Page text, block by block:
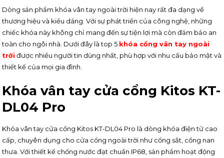
Dòng sản phẩm khóa vân tay ngoài trời hiện nay rất đa dạng về
thương hiệu và kiểu dáng. Với sự phát triển của công nghệ, những
chiếc khóa này không chỉ mang đến sự tiện lợi mà còn đảm bảo an
toàn cho ngôi nhà. Dưới đây là top 5 khóa cổng vân tay ngoài
trời được nhiều người tin dùng nhất, phù hợp với nhu cầu bảo mật và
thiết kế của mọi gia đình.
Khóa vân tay cửa cổng Kitos KT-
DL04 Pro
Khóa vân tay cửa cổng Kitos KT-DL04 Pro là dòng khóa điện tử cao
cấp, chuyên dụng cho cửa cổng ngoài trời như cổng sắt, cổng nan
thưa. Với thiết kế chống nước đạt chuẩn IP68, sản phẩm hoạt động